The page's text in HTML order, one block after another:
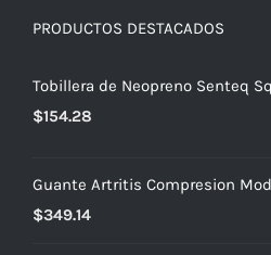
PRODUCTOS DESTACADOS
Tobillera de Neopreno Senteq
$154.28
Guante Artritis Compresion
$349.14